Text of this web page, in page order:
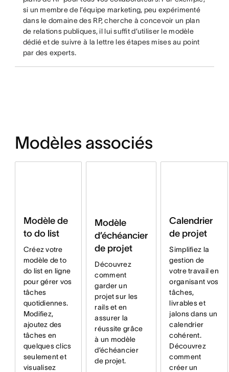
si un membre de l’équipe marketing, peu expérimenté
dans le domaine des RP, cherche à concevoir un plan
de relations publiques, il lui suffit d’utiliser le modèle
dédié et de suivre à la lettre les étapes mises au point
par des experts.
Modèles associés
Modèle de
to do list
Créez votre
modèle de to
do list en ligne
pour gérer vos
tâches
quotidiennes.
Modifiez,
ajoutez des
tâches en
quelques clics
seulement et
visualisez
Modèle
d’échéancier
de projet
Découvrez
comment
garder un
projet sur les
rails et en
assurer la
réussite grâce
à un modèle
d’échéancier
de projet.
Calendrier
de projet
Simplifiez la
gestion de
votre travail en
organisant vos
tâches,
livrables et
jalons dans un
calendrier
cohérent.
Découvrez
comment
créer un